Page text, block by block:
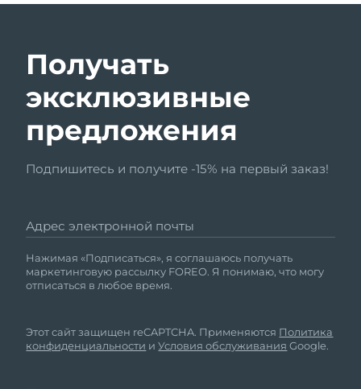
Получать
эксклюзивные
предложения
Подпишитесь и получите -15% на первый заказ!
Адрес электронной почты
Нажимая «Подписаться», я соглашаюсь получать
маркетинговую рассылку FOREO. Я понимаю, что могу
отписаться в любое время.
Этот сайт защищен reCAPTCHA. Применяются Политика
конфиденциальности иУсловия обслуживания Google.